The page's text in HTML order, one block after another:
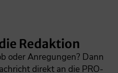
Redaktion
oder Anregungen? Dann
direkt an die PRO-